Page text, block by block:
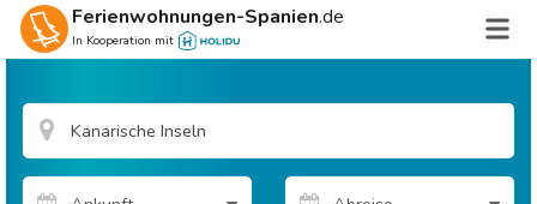
Ferienwohnungen-Spanien.de
In Kooperation mit